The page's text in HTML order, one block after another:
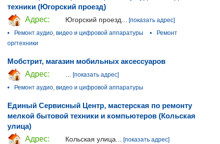
техники (Югорский проезд)
Адрес:
Югорский проезд...
[показать адрес]
•
Ремонт аудио, видео и цифровой аппаратуры •
Ремонт
оргтехники
Мобстрит, магазин мобильных аксессуаров
Адрес:
[показать адрес]
•
Ремонт аудио, видео и цифровой аппаратуры
Единый Сервисный Центр, мастерская по ремонту
мелкой бытовой техники и компьютеров (Кольская
улица)
Адрес:
Кольская улица...
[показать адрес]